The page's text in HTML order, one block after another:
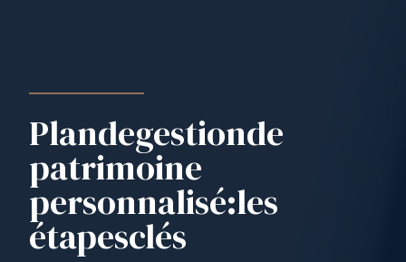
Plandegestionde
patrimoine
personnalisé:les
étapesclés